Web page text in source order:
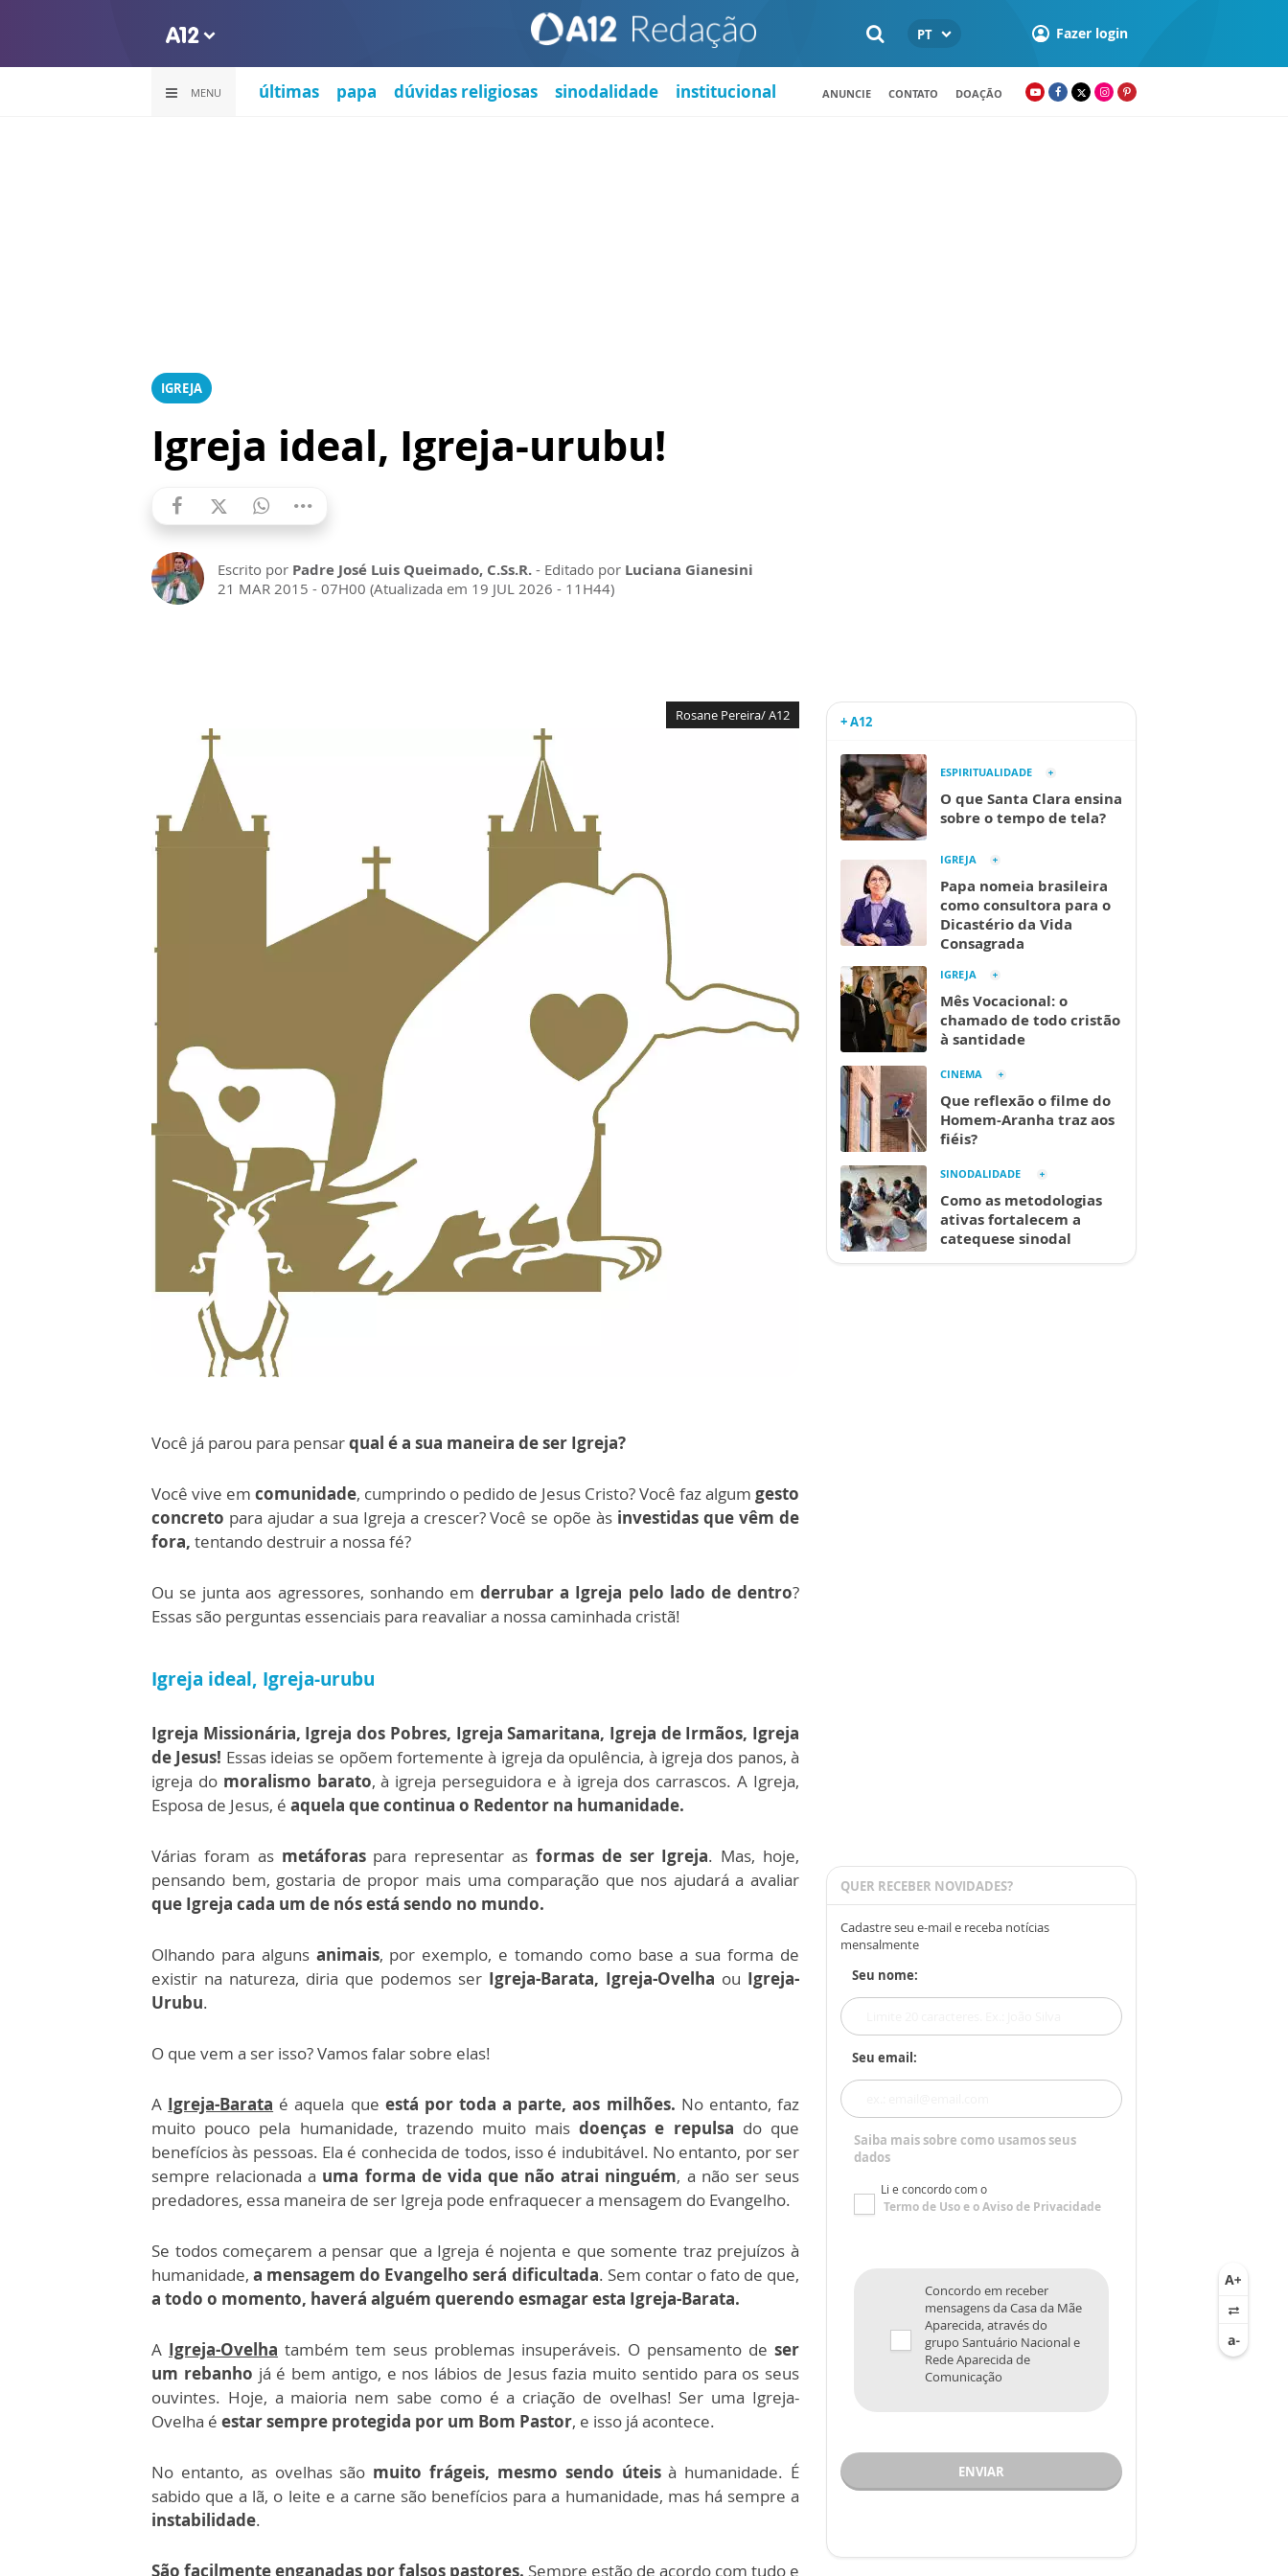
PT Fazer login
MENU últimas papa dúvidas religiosas sinodalidade institucional ANUNCIE CONTATO DOAÇÃO
IGREJA
Igreja ideal, Igreja-urubu!
Escrito por Padre José Luis Queimado, C.Ss.R. - Editado por Luciana Gianesini
21 MAR 2015 - 07H00 (Atualizada em 19 JUL 2026 - 11H44)
Rosane Pereira/ A12
Você já parou para pensarqual é a sua maneira de ser Igreja?
Você vive em comunidade, cumprindo o pedido de Jesus Cristo? Você faz algum gesto
concreto para ajudar a sua Igreja a crescer? Você se opõe às investidas que vêm de
fora, tentando destruir a nossa fé?
Ou se junta aos agressores, sonhando emderrubar a Igreja pelo lado de dentro?
Essas são perguntas essenciais para reavaliar a nossa caminhada cristã!
Igreja ideal, Igreja-urubu
Igreja Missionária, Igreja dos Pobres, Igreja Samaritana, Igreja de Irmãos, Igreja
de Jesus! Essas ideias se opõem fortemente à igreja da opulência, à igreja dos panos, à
igreja do moralismo barato, à igreja perseguidora e à igreja dos carrascos. A Igreja,
Esposa de Jesus, é aquela que continua o Redentor na humanidade.
Várias foram as metáforas para representar as formas de ser Igreja. Mas, hoje,
pensando bem, gostaria de propor mais uma comparação que nos ajudará a avaliar
que Igreja cada um de nós está sendo no mundo.
Olhando para alguns animais, por exemplo, e tomando como base a sua forma de
existir na natureza, diria que podemos ser Igreja-Barata, Igreja-Ovelha ou Igreja-
Urubu.
O que vem a ser isso? Vamos falar sobre elas!
A Igreja-Barata é aquela que está por toda a parte, aos milhões. No entanto, faz
muito pouco pela humanidade, trazendo muito maisdoenças e repulsa do que
benefícios às pessoas. Ela é conhecida de todos, isso é indubitável. No entanto, por ser
sempre relacionada a uma forma de vida que não atrai ninguém, a não ser seus
predadores, essa maneira de ser Igreja pode enfraquecer a mensagem do Evangelho.
Se todos começarem a pensar que a Igreja é nojenta e que somente traz prejuízos à
humanidade, a mensagem do Evangelho será dificultada. Sem contar o fato de que,
a todo o momento, haverá alguém querendo esmagar esta Igreja-Barata.
A Igreja-Ovelha também tem seus problemas insuperáveis. O pensamento de ser
um rebanho já é bem antigo, e nos lábios de Jesus fazia muito sentido para os seus
ouvintes. Hoje, a maioria nem sabe como é a criação de ovelhas! Ser uma Igreja-
Ovelha é estar sempre protegida por um Bom Pastor, e isso já acontece.
No entanto, as ovelhas são muito frágeis, mesmo sendo úteisà humanidade. É
sabido que a lã, o leite e a carne são benefícios para a humanidade, mas há sempre a
instabilidade.
São facilmente enganadas por falsos pastores. Sempre estão de acordo com tudo e
+ A12
ESPIRITUALIDADE
O que Santa Clara ensina
sobre o tempo de tela?
IGREJA
Papa nomeia brasileira
como consultora para o
Dicastério da Vida
Consagrada
IGREJA
Mês Vocacional: o
chamado de todo cristão
à santidade
CINEMA
Que reflexão o filme do
Homem-Aranha traz aos
fiéis?
SINODALIDADE
Como as metodologias
ativas fortalecem a
catequese sinodal
QUER RECEBER NOVIDADES?
Cadastre seu e-mail e receba notícias
mensalmente
Seu nome:
Seu email:
Saiba mais sobre como usamos seus
dados
Li e concordo com o
Termo de Usoe oAviso de Privacidade
Concordo em receber
mensagens da Casa da Mãe
Aparecida, através do
grupo Santuário Nacional e
Rede Aparecida de
Comunicação
ENVIAR